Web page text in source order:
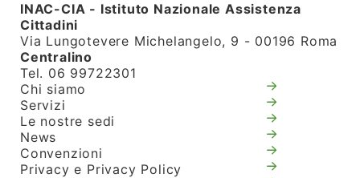
INAC-CIA - Istituto Nazionale Assistenza
Cittadini
Via Lungotevere Michelangelo, 9 - 00196 Roma
Centralino
Tel. 06 99722301
Chi siamo
Servizi
Le nostre sedi
News
Convenzioni
Privacy e Privacy Policy